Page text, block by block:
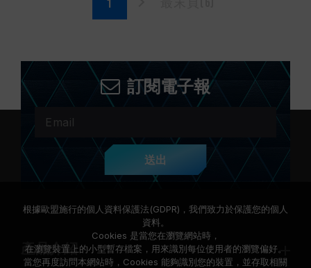
訂閱電子報
送出
產品介紹
根據歐盟施行的個人資料保護法(GDPR)，我們致力於保護您的個人
資料。
Cookies 是當您在瀏覽網站時，
在瀏覽裝置上的小型暫存檔案，用來識別每位使用者的瀏覽偏好。
當您再度訪問本網站時，Cookies 能夠識別您的裝置，並存取相關